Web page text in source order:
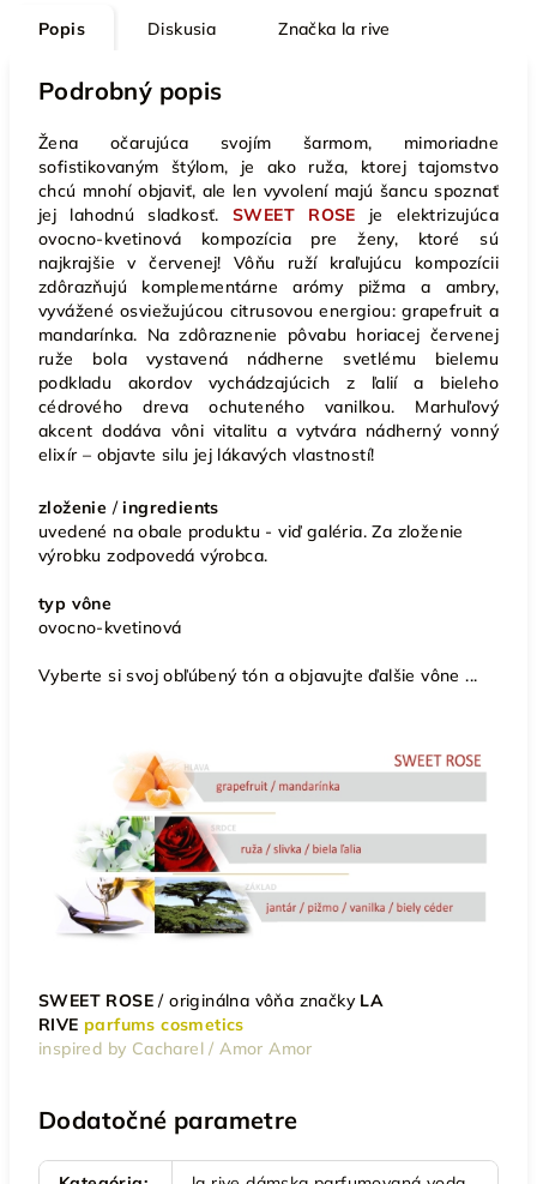
Popis Diskusia Značka la rive
Podrobný popis
Žena očarujúca svojím šarmom, mimoriadne
sofistikovaným štýlom, je ako ruža, ktorej tajomstvo
chcú mnohí objaviť, ale len vyvolení majú šancu spoznať
jej lahodnú sladkosť. SWEET ROSE je elektrizujúca
ovocno-kvetinová kompozícia pre ženy, ktoré sú
najkrajšie v červenej! Vôňu ruží kraľujúcu kompozícii
zdôrazňujú komplementárne arómy pižma a ambry,
vyvážené osviežujúcou citrusovou energiou: grapefruit a
mandarínka. Na zdôraznenie pôvabu horiacej červenej
ruže bola vystavená nádherne svetlému bielemu
podkladu akordov vychádzajúcich z ľalií a bieleho
cédrového dreva ochuteného vanilkou. Marhuľový
akcent dodáva vôni vitalitu a vytvára nádherný vonný
elixír – objavte silu jej lákavých vlastností!
zloženie /ingredients
uvedené na obale produktu - viď galéria. Za zloženie
výrobku zodpovedá výrobca.
typ vône
ovocno-kvetinová
Vyberte si svoj obľúbený tón a objavujte ďalšie vône ...
SWEET ROSE/ originálna vôňa značky LA
RIVE parfums cosmetics
inspired by Cacharel / Amor Amor
Dodatočné parametre